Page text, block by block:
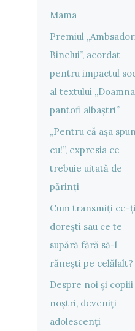
Mama
Premiul
Binelui”, acordat
pentru impactul
al textului
pantofi albaștri”
„Pentru că așa spun
eu!”, expresia ce
trebuie uitată de
părinți
Cum transmiți ce-ți
dorești sau ce te
supără fără să-l
rănești pe celălalt?
Despre noi și copiii
noștri, deveniți
adolescenți